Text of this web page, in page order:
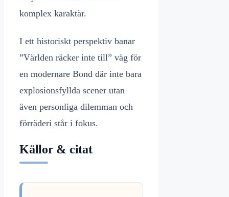
komplex karaktär.
I ett historiskt perspektiv banar
”Världen räcker inte till” väg för
en modernare Bond där inte bara
explosionsfyllda scener utan
även personliga dilemman och
förräderi står i fokus.
Källor & citat